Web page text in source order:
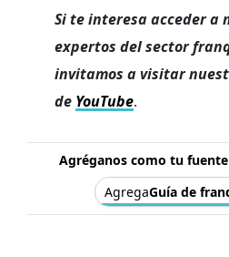
Si te interesa acceder a
expertos del sector
invitamos a visitar
de YouTube.
Agréganos como tu
AgregaGuía de